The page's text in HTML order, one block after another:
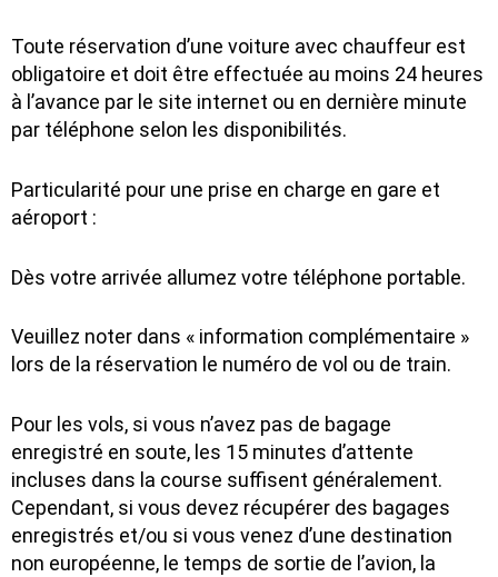
Toute réservation d’une voiture avec chauffeur est
obligatoire et doit être effectuée au moins 24 heures
à l’avance par le site internet ou en dernière minute
par téléphone selon les disponibilités.
Particularité pour une prise en charge en gare et
aéroport :
Dès votre arrivée allumez votre téléphone portable.
Veuillez noter dans « information complémentaire »
lors de la réservation le numéro de vol ou de train.
Pour les vols, si vous n’avez pas de bagage
enregistré en soute, les 15 minutes d’attente
incluses dans la course suffisent généralement.
Cependant, si vous devez récupérer des bagages
enregistrés et/ou si vous venez d’une destination
non européenne, le temps de sortie de l’avion, la